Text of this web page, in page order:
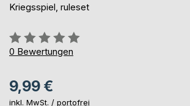
Kriegsspiel, ruleset
Bewertung::
0%
0 Bewertungen
9,99 €
inkl. MwSt. / portofrei